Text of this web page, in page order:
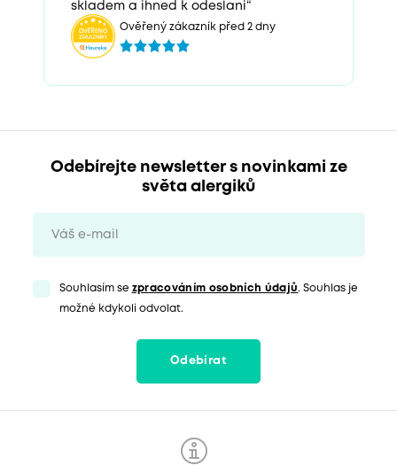
skladem a ihned k odeslani“
Ověřený zákazník před 2 dny
Odebírejte newsletter s novinkami ze
světa alergiků
Souhlasím se zpracováním osobních údajů. Souhlas je
možné kdykoli odvolat.
Odebírat